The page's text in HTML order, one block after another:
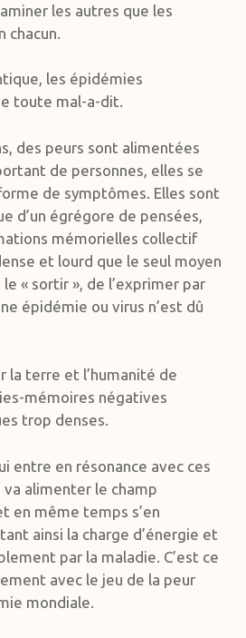
les autres que les
les épidémies
toute mal-a-dit.
des peurs sont alimentées
de personnes, elles se
de symptômes. Elles sont
d’un égrégore de pensées,
mémorielles collectif
et lourd que le seul moyen
« sortir », de l’exprimer par
épidémie ou virus n’est dû
la terre et l’humanité de
mémoires négatives
trop denses.
entre en résonance avec ces
alimenter le champ
en même temps s’en
ainsi la charge d’énergie et
par la maladie. C’est ce
avec le jeu de la peur
mondiale.